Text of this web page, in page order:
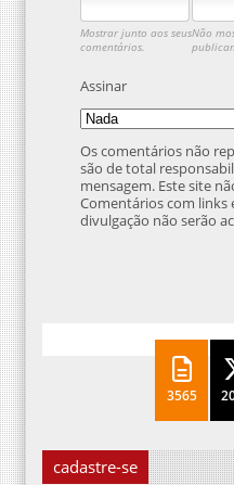
Mostrar junto aos seus
comentários.
Não
Assinar
Os comentários não
são de total
mensagem. Este site
Comentários com links
divulgação não serão
3565
cadastre-se